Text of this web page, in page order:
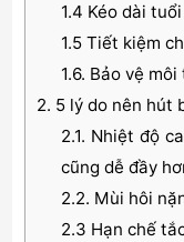
1.4 Kéo dài
1.5 Tiết kiệm
1.6. Bảo vệ
2. 5 lý do nên hút
2.1. Nhiệt độ
cũng dễ đầy
2.2. Mùi hôi
2.3 Hạn chế